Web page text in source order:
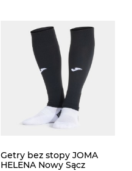
Getry bez stopy JOMA
HELENA Nowy Sącz